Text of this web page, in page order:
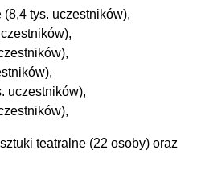
tys. uczestników),
uczestników),
teatralne (22 osoby) oraz